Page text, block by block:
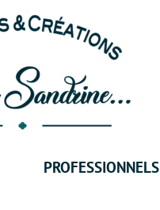
PROFESSIONNELS